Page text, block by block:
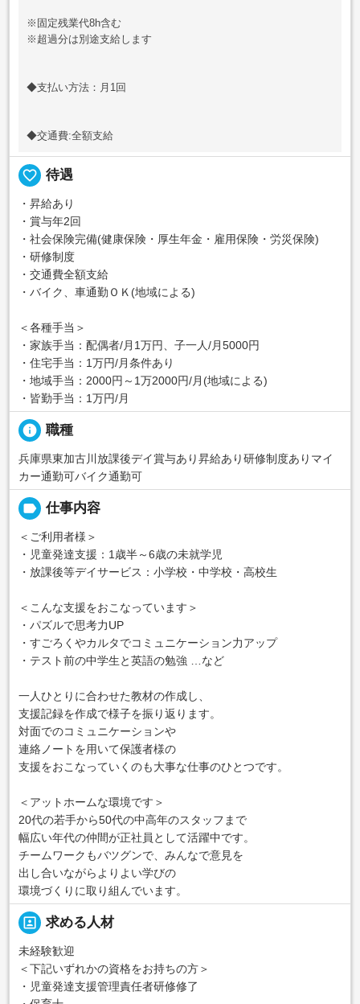
※固定残業代8h含む
※超過分は別途支給します
◆支払い方法：月1回
◆交通費:全額支給
favorite_border 待遇
・昇給あり
・賞与年2回
・社会保険完備(健康保険・厚生年金・雇用保険・労災保険)
・研修制度
・交通費全額支給
・バイク、車通勤ＯＫ(地域による)
＜各種手当＞
・家族手当：配偶者/月1万円、子一人/月5000円
・住宅手当：1万円/月条件あり
・地域手当：2000円～1万2000円/月(地域による)
・皆勤手当：1万円/月
info 職種
兵庫県東加古川放課後デイ賞与あり昇給あり研修制度ありマイ
カー通勤可バイク通勤可
label 仕事内容
＜ご利用者様＞
・児童発達支援：1歳半～6歳の未就学児
・放課後等デイサービス：小学校・中学校・高校生
＜こんな支援をおこなっています＞
・パズルで思考力UP
・すごろくやカルタでコミュニケーション力アップ
・テスト前の中学生と英語の勉強 …など
一人ひとりに合わせた教材の作成し、
支援記録を作成で様子を振り返ります。
対面でのコミュニケーションや
連絡ノートを用いて保護者様の
支援をおこなっていくのも大事な仕事のひとつです。
＜アットホームな環境です＞
20代の若手から50代の中高年のスタッフまで
幅広い年代の仲間が正社員として活躍中です。
チームワークもバツグンで、みんなで意見を
出し合いながらよりよい学びの
環境づくりに取り組んでいます。
portrait 求める人材
未経験歓迎
＜下記いずれかの資格をお持ちの方＞
・児童発達支援管理責任者研修修了